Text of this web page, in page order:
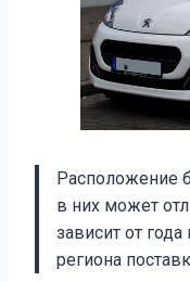
Расположение
в них может
зависит от
региона